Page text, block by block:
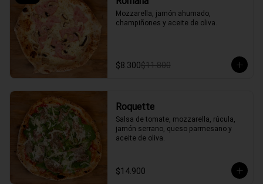
Mozzarella, jamón ahumado,
champiñones y aceite de oliva.
$8.300$11.800
Roquette
Salsa de tomate, mozzarella, rúcula,
jamón serrano, queso parmesano y
aceite de oliva.
$14.900